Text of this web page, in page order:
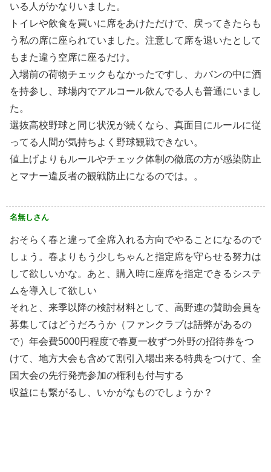
いる人がかなりいました。
トイレや飲食を買いに席をあけただけで、戻ってきたらも
う私の席に座られていました。注意して席を退いたとして
もまた違う空席に座るだけ。
入場前の荷物チェックもなかったですし、カバンの中に酒
を持参し、球場内でアルコール飲んでる人も普通にいまし
た。
選抜高校野球と同じ状況が続くなら、真面目にルールに従
ってる人間が気持ちよく野球観戦できない。
値上げよりもルールやチェック体制の徹底の方が感染防止
とマナー違反者の観戦防止になるのでは。。
名無しさん
おそらく春と違って全席入れる方向でやることになるので
しょう。春よりもう少しちゃんと指定席を守らせる努力は
して欲しいかな。あと、購入時に座席を指定できるシステ
ムを導入して欲しい
それと、来季以降の検討材料として、高野連の賛助会員を
募集してはどうだろうか（ファンクラブは語弊があるの
で）年会費5000円程度で春夏一枚ずつ外野の招待券をつ
けて、地方大会も含めて割引入場出来る特典をつけて、全
国大会の先行発売参加の権利も付与する
収益にも繋がるし、いかがなものでしょうか？